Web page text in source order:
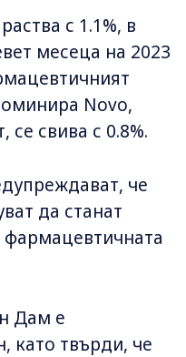
с 1.1%, в
месеца на 2023
Novo,
свива с 0.8%.
че
да станат
Дам е
като твърди, че